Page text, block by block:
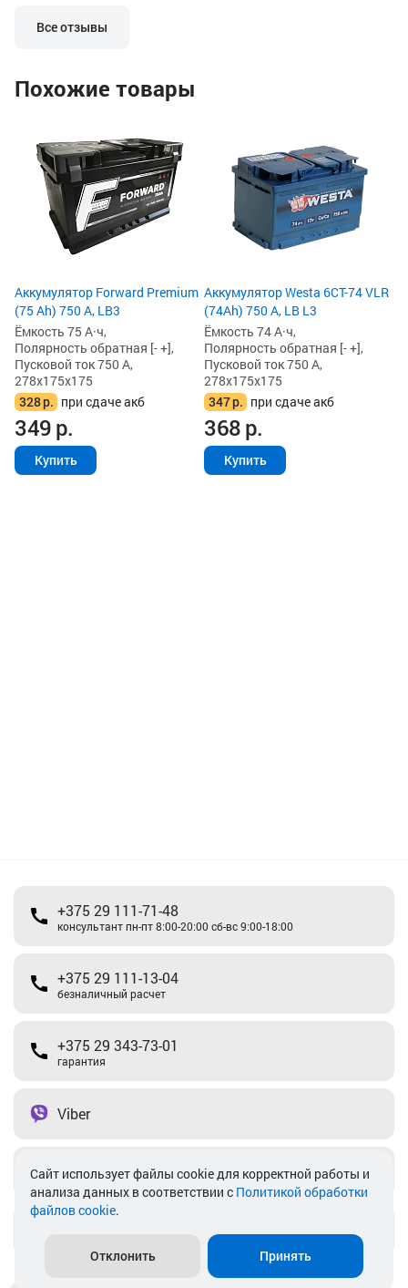
Все отзывы
Похожие товары
Аккумулятор Forward Premium
(75 Ah) 750 А, LB3
Ёмкость 75 А·ч,
Полярность обратная [- +],
Пусковой ток 750 А,
278x175x175
328р. при сдаче акб
349р.
Купить
Аккумулятор Westa 6СТ-74 VLR
(74Ah) 750 А, LB L3
Ёмкость 74 А·ч,
Полярность обратная [- +],
Пусковой ток 750 А,
278x175x175
347р. при сдаче акб
368р.
Купить
+375 29 111-71-48
консультант пн-пт 8:00-20:00 сб-вс 9:00-18:00
+375 29 111-13-04
безналичный расчет
+375 29 343-73-01
гарантия
Viber
Telegram
Cайт использует файлы cookie для корректной работы и
анализа данных в соответствии с Политикой обработки
файлов cookie.
Отклонить Принять